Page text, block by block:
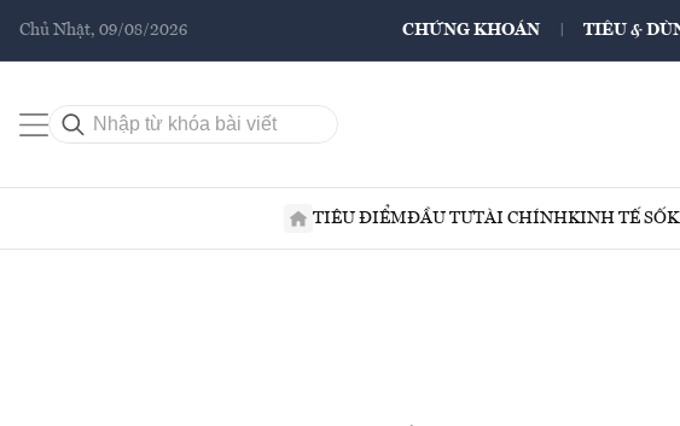
Chủ Nhật, 09/08/2026 CHỨNG KHOÁN TIÊU &
TIÊU ĐIỂMĐẦU TƯTÀI CHÍNHKINH TẾ SỐ